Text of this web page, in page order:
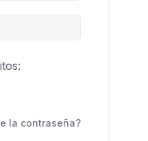
la contraseña?